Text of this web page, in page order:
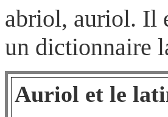
abriol, auriol. Il
un dictionnaire
Auriol et le